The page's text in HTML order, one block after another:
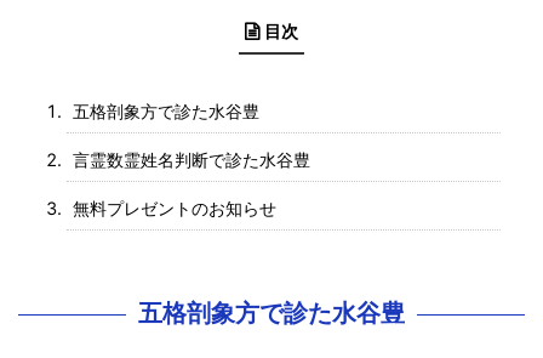
目次
五格剖象方で診た水谷豊
言霊数霊姓名判断で診た水谷豊
無料プレゼントのお知らせ
五格剖象方で診た水谷豊